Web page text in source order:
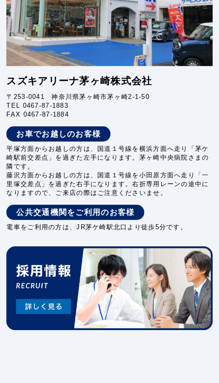
スズキアリーナ茅ヶ崎株式会社
〒253-0041 神奈川県茅ヶ崎市茅ヶ崎2-1-50
TEL 0467-87-1883
FAX 0467-87-1884
お車でお越しのお客様
平塚方面からお越しの方は、国道１号線を横浜方面へ走り「茅ケ
崎駅前交差点」を過ぎた左手になります。茅ヶ崎中央病院さまの
隣です。
藤沢方面からお越しの方は、国道１号線を小田原方面へ走り「一
里塚交差点」を過ぎた右手になります。右折専用レーンの途中に
なりますので、ご来店の際はご注意くださいませ。
公共交通機関をご利用のお客様
電車をご利用の方は、JR茅ケ崎駅北口より徒歩5分です。